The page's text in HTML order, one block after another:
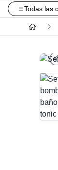
Todas las